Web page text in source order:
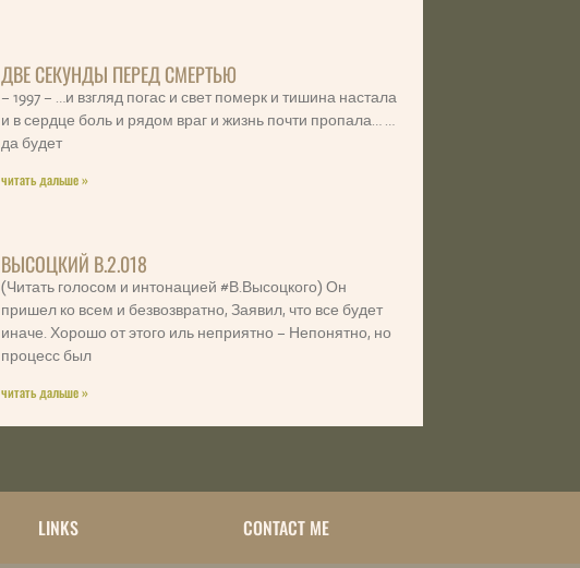
ДВЕ СЕКУНДЫ ПЕРЕД СМЕРТЬЮ
– 1997 – …и взгляд погас и свет померк и тишина настала
и в сердце боль и рядом враг и жизнь почти пропала… …
да будет
читать дальше »
ВЫСОЦКИЙ В.2.018
(Читать голосом и интонацией #В.Высоцкого) Он
пришел ко всем и безвозвратно, Заявил, что все будет
иначе. Хорошо от этого иль неприятно – Непонятно, но
процесс был
читать дальше »
LINKS CONTACT ME